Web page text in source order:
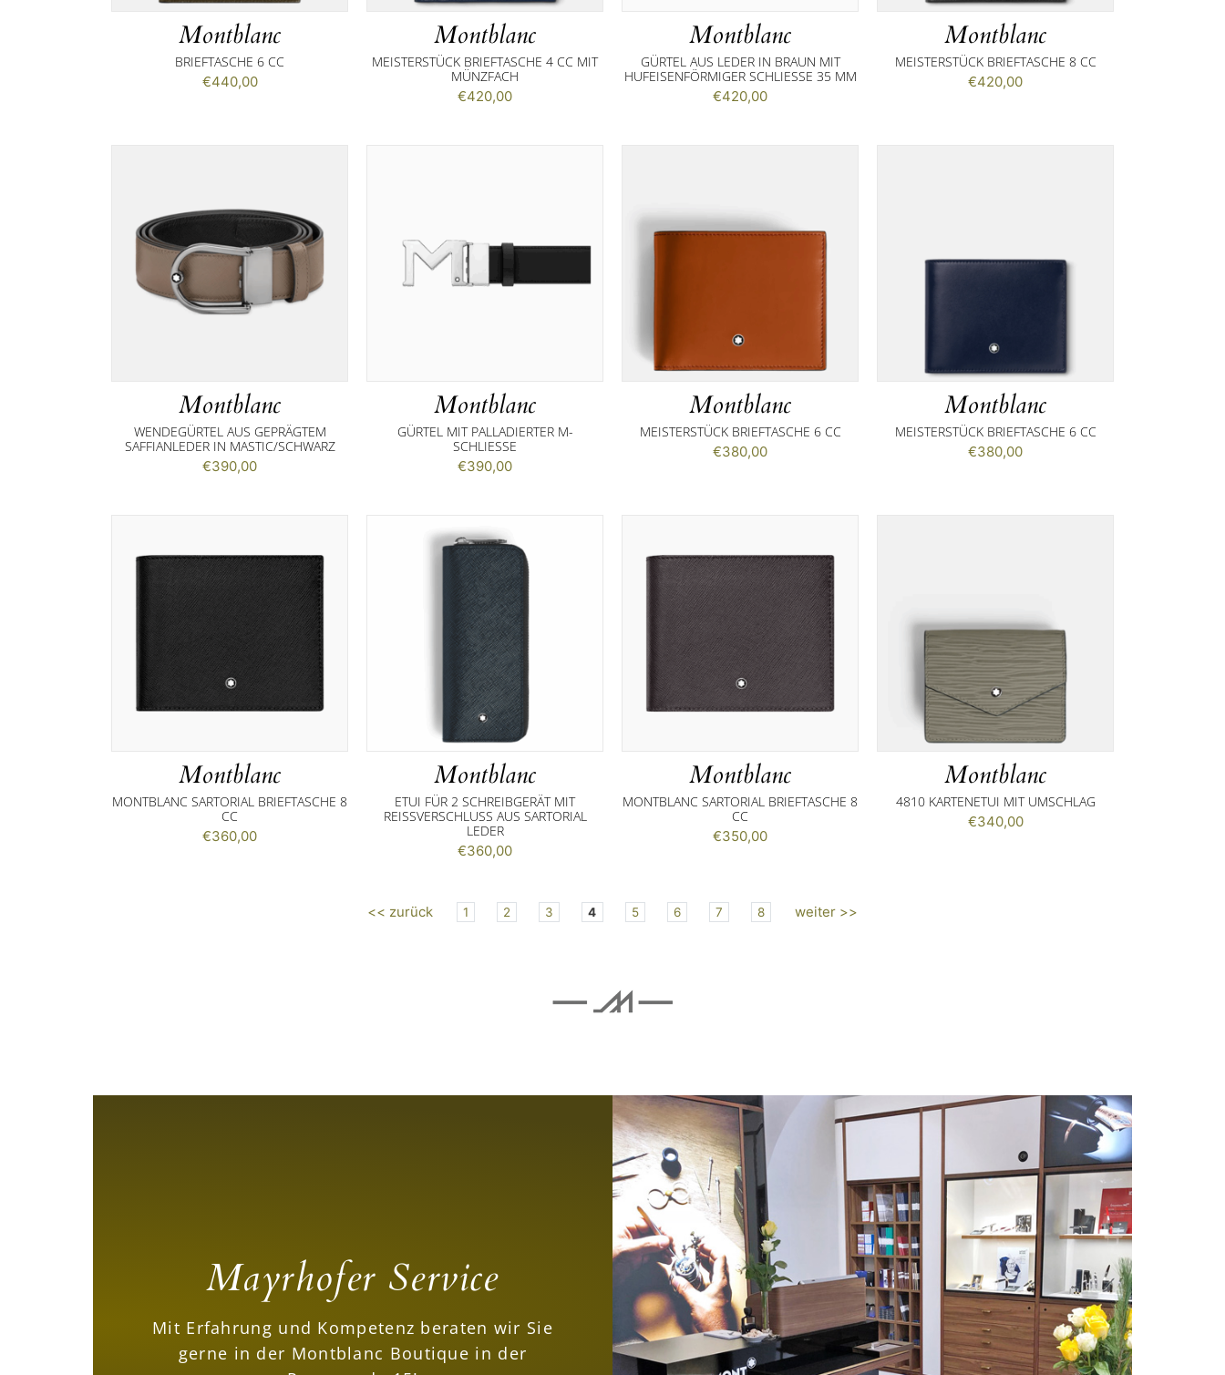
Montblanc
BRIEFTASCHE 6 CC
€440,00
Montblanc
MEISTERSTÜCK BRIEFTASCHE 4 CC MIT
MÜNZFACH
€420,00
Montblanc
GÜRTEL AUS LEDER IN BRAUN MIT
HUFEISENFÖRMIGER SCHLIESSE 35 MM
€420,00
Montblanc
MEISTERSTÜCK BRIEFTASCHE 8 CC
€420,00
Montblanc
WENDEGÜRTEL AUS GEPRÄGTEM
SAFFIANLEDER IN MASTIC/SCHWARZ
€390,00
Montblanc
GÜRTEL MIT PALLADIERTER M-
SCHLIESSE
€390,00
Montblanc
MEISTERSTÜCK BRIEFTASCHE 6 CC
€380,00
Montblanc
MEISTERSTÜCK BRIEFTASCHE 6 CC
€380,00
Montblanc
MONTBLANC SARTORIAL BRIEFTASCHE 8
CC
€360,00
Montblanc
ETUI FÜR 2 SCHREIBGERÄT MIT
REISSVERSCHLUSS AUS SARTORIAL L
EDER
€360,00
Montblanc
MONTBLANC SARTORIAL BRIEFTASCHE 8
CC
€350,00
Montblanc
4810 KARTENETUI MIT UMSCHLAG
€340,00
<< zurück 1 2 3 4 5 6 7 8 weiter >>
Mayrhofer Service
Mit Erfahrung und Kompetenz beraten wir Sie
gerne in der Montblanc Boutique in der